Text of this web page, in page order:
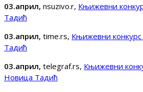
03.април, nsuzivo.r, Књижевни
Тадић
03.април, time.rs, Књижевни
Тадић
03.април, telegraf.rs, Књижевни
Новица Тадић